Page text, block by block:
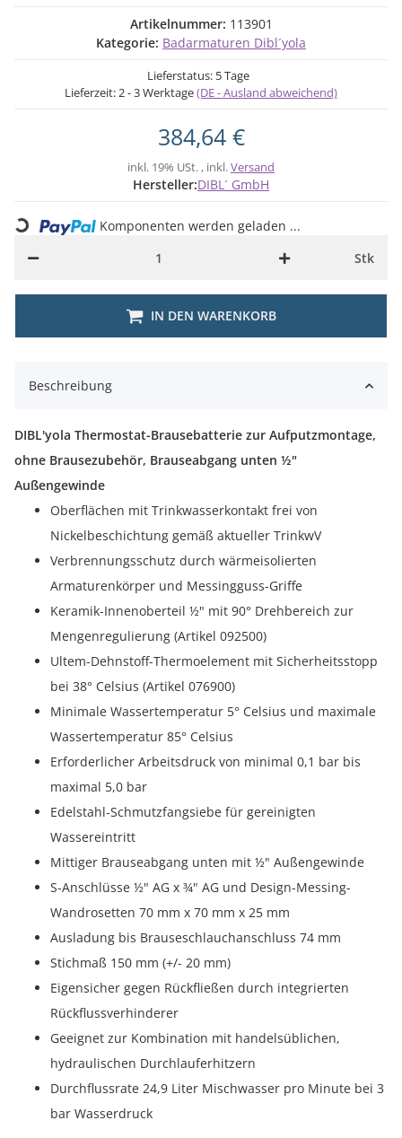
Artikelnummer: 113901
Kategorie: Badarmaturen Dibl´yola
Lieferstatus: 5 Tage
Lieferzeit:2 - 3 Werktage(DE - Ausland abweichend)
384,64 €
inkl. 19% USt. , inkl.Versand
Hersteller:DIBL´ GmbH
Stk
IN DEN WARENKORB
Loading... Komponenten werden geladen ...
Beschreibung
DIBL'yola Thermostat-Brausebatterie zur Aufputzmontage,
ohne Brausezubehör, Brauseabgang unten ½"
Außengewinde
Oberflächen mit Trinkwasserkontakt frei von
Nickelbeschichtung gemäß aktueller TrinkwV
Verbrennungsschutz durch wärmeisolierten
Armaturenkörper und Messingguss-Griffe
Keramik-Innenoberteil ½" mit 90° Drehbereich zur
Mengenregulierung (Artikel 092500)
Ultem-Dehnstoff-Thermoelement mit Sicherheitsstopp
bei 38° Celsius (Artikel 076900)
Minimale Wassertemperatur 5° Celsius und maximale
Wassertemperatur 85° Celsius
Erforderlicher Arbeitsdruck von minimal 0,1 bar bis
maximal 5,0 bar
Edelstahl-Schmutzfangsiebe für gereinigten
Wassereintritt
Mittiger Brauseabgang unten mit ½" Außengewinde
S-Anschlüsse ½" AG x ¾" AG und Design-Messing-
Wandrosetten 70 mm x 70 mm x 25 mm
Ausladung bis Brauseschlauchanschluss 74 mm
Stichmaß 150 mm (+/- 20 mm)
Eigensicher gegen Rückfließen durch integrierten
Rückflussverhinderer
Geeignet zur Kombination mit handelsüblichen,
hydraulischen Durchlauferhitzern
Durchflussrate 24,9 Liter Mischwasser pro Minute bei 3
bar Wasserdruck